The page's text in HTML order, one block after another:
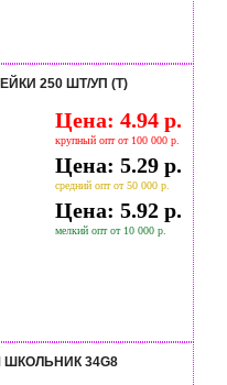
250 ШТ/УП (Т)
Цена: 4.94 р.
крупный опт от 100 000 р.
Цена: 5.29 р.
средний опт от 50 000 р.
Цена: 5.92 р.
мелкий опт от 10 000 р.
34G8